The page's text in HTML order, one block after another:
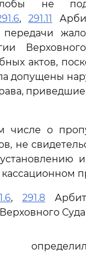
не
,291.11
актов,
допущены
числе о
не
,291.8